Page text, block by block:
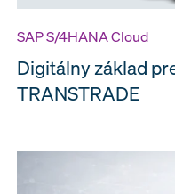
SAP S/4HANA Cloud
Digitálny základ
TRANSTRADE